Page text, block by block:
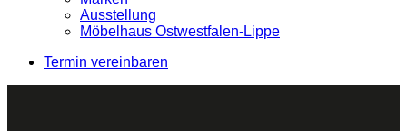
Ausstellung
Möbelhaus Ostwestfalen-Lippe
Termin vereinbaren